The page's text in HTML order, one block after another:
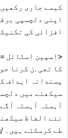
کیسے جاری
اپنی دلچسپی
افزائی کی
کا تعی .ن کرنا
پسندانہ اہداف
سیکھنے میں
نئے الفاظ
طے کرسکتے ہیں۔ /strong>